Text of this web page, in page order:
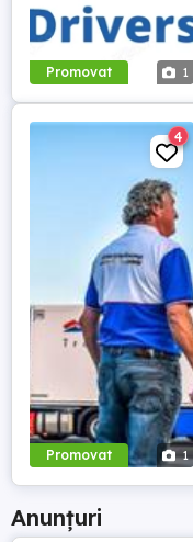
Promovat 1
Promovat 1
4
Anunțuri